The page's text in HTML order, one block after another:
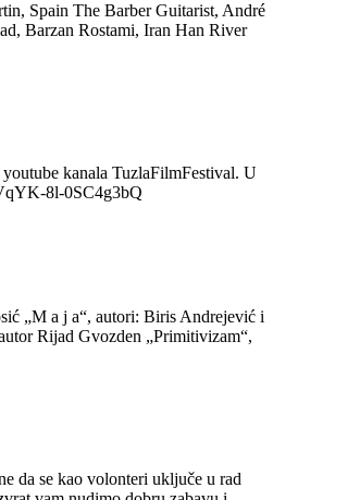
Spain The Barber Guitarist, André
Barzan Rostami, Iran Han River
kanala TuzlaFilmFestival. U
8l-0SC4g3bQ
„M a j a“, autori: Biris Andrejević i
Rijad Gvozden „Primitivizam“,
da se kao volonteri uključe u rad